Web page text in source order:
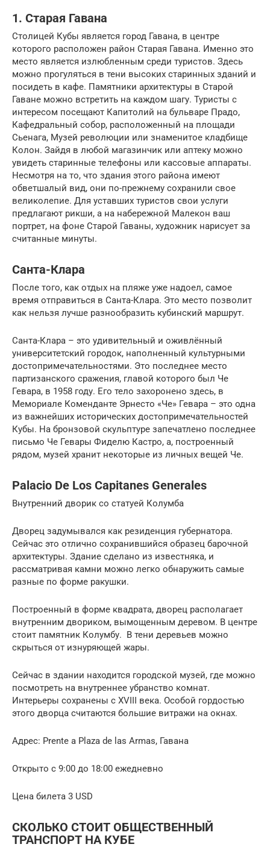
1. Старая Гавана
Столицей Кубы является город Гавана, в центре
которого расположен район Старая Гавана. Именно это
место является излюбленным среди туристов. Здесь
можно прогуляться в тени высоких старинных зданий и
посидеть в кафе. Памятники архитектуры в Старой
Гаване можно встретить на каждом шагу. Туристы с
интересом посещают Капитолий на бульваре Прадо,
Кафедральный собор, расположенный на площади
Сьенага, Музей революции или знаменитое кладбище
Колон. Зайдя в любой магазинчик или аптеку можно
увидеть старинные телефоны или кассовые аппараты.
Несмотря на то, что здания этого района имеют
обветшалый вид, они по-прежнему сохранили свое
великолепие. Для уставших туристов свои услуги
предлагают рикши, а на набережной Малекон ваш
портрет, на фоне Старой Гаваны, художник нарисует за
считанные минуты.
Санта-Клара
После того, как отдых на пляже уже надоел, самое
время отправиться в Санта-Клара. Это место позволит
как нельзя лучше разнообразить кубинский маршрут.
Санта-Клара – это удивительный и оживлённый
университетский городок, наполненный культурными
достопримечательностями. Это последнее место
партизанского сражения, главой которого был Че
Гевара, в 1958 году. Его тело захоронено здесь, в
Мемориале Коменданте Эрнесто «Че» Гевара – это одна
из важнейших исторических достопримечательностей
Кубы. На бронзовой скульптуре запечатлено последнее
письмо Че Гевары Фиделю Кастро, а, построенный
рядом, музей хранит некоторые из личных вещей Че.
Palacio De Los Capitanes Generales
Внутренний дворик со статуей Колумба
Дворец задумывался как резиденция губернатора.
Сейчас это отлично сохранившийся образец барочной
архитектуры. Здание сделано из известняка, и
рассматривая камни можно легко обнаружить самые
разные по форме ракушки.
Построенный в форме квадрата, дворец располагает
внутренним двориком, вымощенным деревом. В центре
стоит памятник Колумбу. В тени деревьев можно
скрыться от изнуряющей жары.
Сейчас в здании находится городской музей, где можно
посмотреть на внутреннее убранство комнат.
Интерьеры сохранены с XVIII века. Особой гордостью
этого дворца считаются большие витражи на окнах.
Адрес: Prente a Plaza de las Armas, Гавана
Открыто с 9:00 до 18:00 ежедневно
Цена билета 3 USD
СКОЛЬКО СТОИТ ОБЩЕСТВЕННЫЙ
ТРАНСПОРТ НА КУБЕ